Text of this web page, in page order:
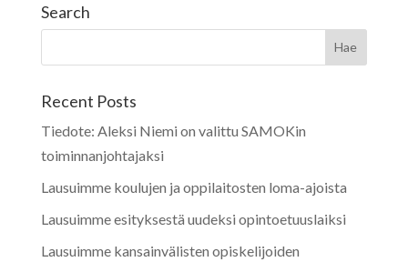
Search
Recent Posts
Tiedote: Aleksi Niemi on valittu SAMOKin
toiminnanjohtajaksi
Lausuimme koulujen ja oppilaitosten loma-ajoista
Lausuimme esityksestä uudeksi opintoetuuslaiksi
Lausuimme kansainvälisten opiskelijoiden